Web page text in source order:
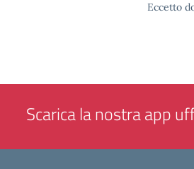
Eccetto
Scarica la nostra app